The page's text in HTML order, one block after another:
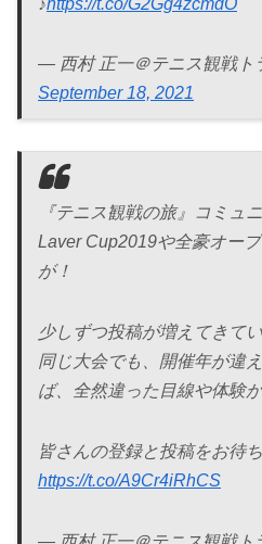
— 西村 正一＠テニス観戦ト
September 18, 2021
『テニス観戦の旅』コミュ
Laver Cup2019や全豪オー
が！
少しずつ投稿が増えてきてい
同じ大会でも、開催年が違
ば、全然違った目線や体験
皆さんの登録と投稿をお待
https://t.co/A9Cr4iRhCS